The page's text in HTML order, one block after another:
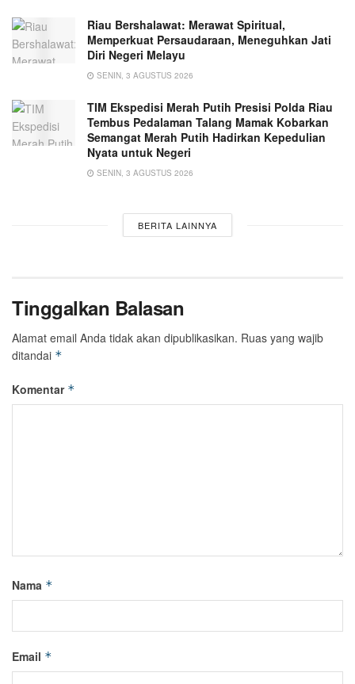
Riau Bershalawat: Merawat Spiritual,
Memperkuat Persaudaraan, Meneguhkan Jati
Diri Negeri Melayu
SENIN, 3 AGUSTUS 2026
TIM Ekspedisi Merah Putih Presisi Polda Riau
Tembus Pedalaman Talang Mamak Kobarkan
Semangat Merah Putih Hadirkan Kepedulian
Nyata untuk Negeri
SENIN, 3 AGUSTUS 2026
BERITA LAINNYA
Tinggalkan Balasan
Alamat email Anda tidak akan dipublikasikan. Ruas yang wajib
ditandai *
Komentar *
Nama *
Email *